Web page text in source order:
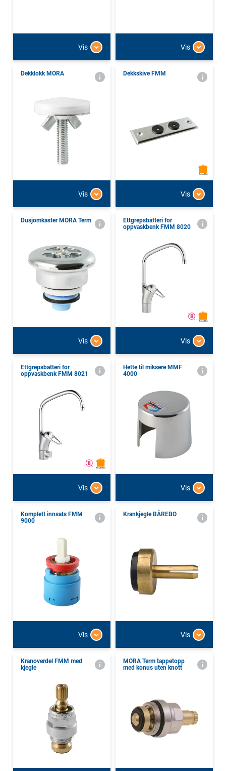
Vis Vis
Dekklokk MORA
Vis
Dekkskive FMM
Vis
Dusjomkaster MORA Term
Vis
Ettgrepsbatteri for
oppvaskbenk FMM 8020
Vis
Ettgrepsbatteri for
oppvaskbenk FMM 8021
Vis
Hette til miksere MMF
4000
Vis
Komplett innsats FMM
9000
Vis
Krankjegle BÅREBO
Vis
Kranoverdel FMM med
kjegle
MORA Term tappetopp
med konus uten knott